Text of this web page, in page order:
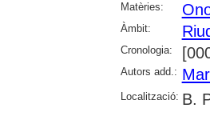
Matèries:
Àmbit:
Cronologia:
Autors add.:
Localització: B.